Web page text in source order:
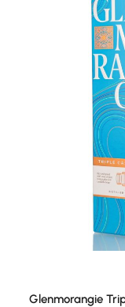
Average rating of
Glenmorangie